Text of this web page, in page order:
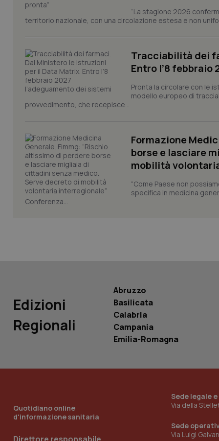
“La stagione 2026
territorio nazionale, con una circolazione estesa e non
Tracciabilità dei
Entro l’8 febbraio
Pronta la circolare con le
modello europeo di
provvedimento, che recepisce...
Formazione
borse e lasciare
mobilità
“Come Paese non
specifica in medicina
Conferenza...
Edizioni
Regionali
Abruzzo
Basilicata
Calabria
Campania
Emilia-Romagna
Quotidiano online
d'informazione sanitaria
Sede legale
Via della
Sede
Via Luigi
Nome
tracking-enable
tracking-sites-
session-id
_ga
_ga_0VMQEQKQ1N
__Secure-YNID